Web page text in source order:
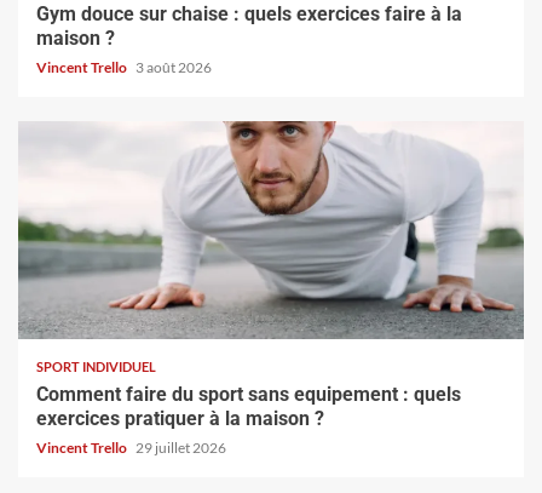
Gym douce sur chaise : quels exercices faire à la
maison ?
Vincent Trello 3 août 2026
SPORT INDIVIDUEL
Comment faire du sport sans equipement : quels
exercices pratiquer à la maison ?
Vincent Trello 29 juillet 2026